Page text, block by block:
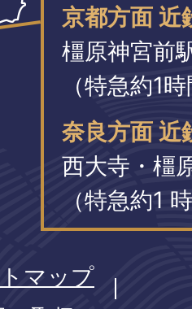
京都方面 近
橿原神宮前
（特急約1
奈良方面 近
西大寺・橿
（特急約1
マップ